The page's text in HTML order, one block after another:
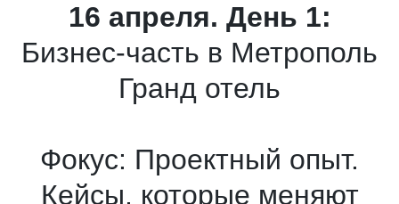
16 апреля. День 1:
Бизнес-часть в Метрополь
Гранд отель
Фокус: Проектный опыт.
Кейсы, которые меняют